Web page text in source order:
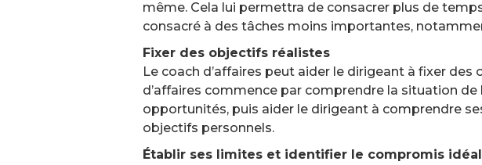
même. Cela lui permettra de consacrer plus de
consacré à des tâches moins importantes,
Fixer des objectifs réalistes
Le coach d’affaires peut aider le dirigeant à fixer
d’affaires commence par comprendre la situation
opportunités, puis aider le dirigeant à comprendre
objectifs personnels.
Établir ses limites et identifier le compromis idéal